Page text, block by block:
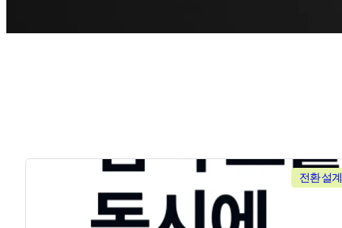
전환 설계